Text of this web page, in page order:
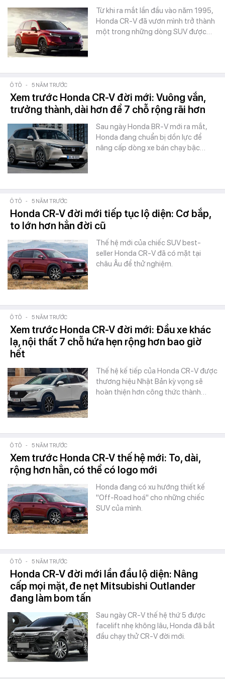
Từ khi ra mắt lần đầu vào năm 1995,
Honda CR-V đã vươn mình trở thành
một trong những dòng SUV được…
Ô TÔ - 5 NĂM TRƯỚC
Xem trước Honda CR-V đời mới: Vuông vắn,
trưởng thành, dài hơn để 7 chỗ rộng rãi hơn
Sau ngày Honda BR-V mới ra mắt,
Honda đang chuẩn bị dồn lực để
nâng cấp dòng xe bán chạy bậc…
Ô TÔ - 5 NĂM TRƯỚC
Honda CR-V đời mới tiếp tục lộ diện: Cơ bắp,
to lớn hơn hẳn đời cũ
Thế hệ mới của chiếc SUV best-
seller Honda CR-V đã có mặt tại
châu Âu để thử nghiệm.
Ô TÔ - 5 NĂM TRƯỚC
Xem trước Honda CR-V đời mới: Đầu xe khác
lạ, nội thất 7 chỗ hứa hẹn rộng hơn bao giờ
hết
Thế hệ kế tiếp của Honda CR-V được
thương hiệu Nhật Bản kỳ vọng sẽ
hoàn thiện hơn công thức thành…
Ô TÔ - 5 NĂM TRƯỚC
Xem trước Honda CR-V thế hệ mới: To, dài,
rộng hơn hẳn, có thể có logo mới
Honda đang có xu hướng thiết kế
"Off-Road hoá" cho những chiếc
SUV của mình.
Ô TÔ - 5 NĂM TRƯỚC
Honda CR-V đời mới lần đầu lộ diện: Nâng
cấp mọi mặt, đe nẹt Mitsubishi Outlander
đang làm bom tấn
Sau ngày CR-V thế hệ thứ 5 được
facelift nhẹ không lâu, Honda đã bắt
đầu chạy thử CR-V đời mới.